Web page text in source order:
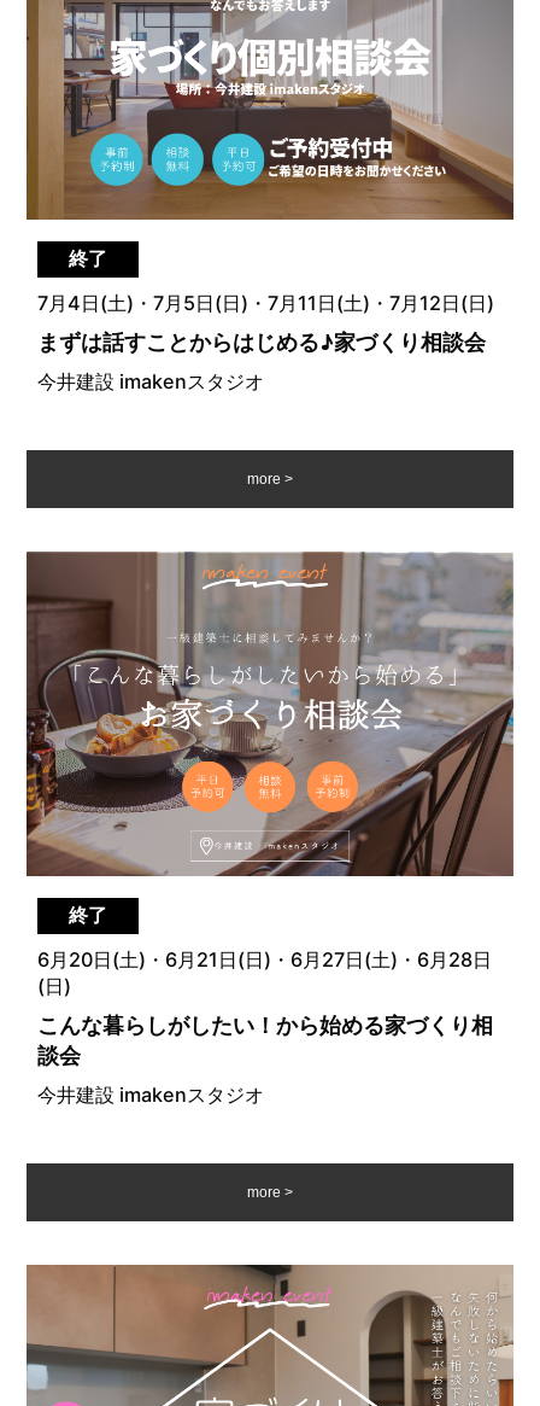
終了
7月4日(土)・7月5日(日)・7月11日(土)・7月12日(日)
まずは話すことからはじめる♪家づくり相談会
今井建設 imakenスタジオ
more
終了
6月20日(土)・6月21日(日)・6月27日(土)・6月28日
(日)
こんな暮らしがしたい！から始める家づくり相
談会
今井建設 imakenスタジオ
more